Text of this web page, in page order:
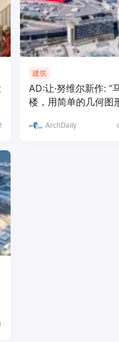
建筑
AD:让·努维尔新作: “
楼，用简单的几何图
ArchDaily